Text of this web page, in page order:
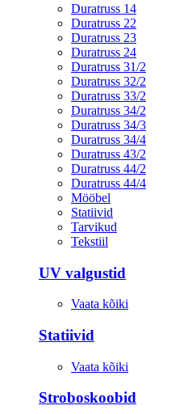
Duratruss 14
Duratruss 22
Duratruss 23
Duratruss 24
Duratruss 31/2
Duratruss 32/2
Duratruss 33/2
Duratruss 34/2
Duratruss 34/3
Duratruss 34/4
Duratruss 43/2
Duratruss 44/2
Duratruss 44/4
Mööbel
Statiivid
Tarvikud
Tekstiil
UV valgustid
Vaata kõiki
Statiivid
Vaata kõiki
Stroboskoobid